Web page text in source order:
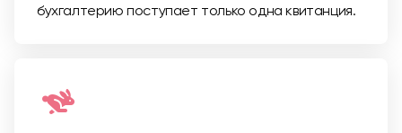
бухгалтерию поступает только одна квитанция.